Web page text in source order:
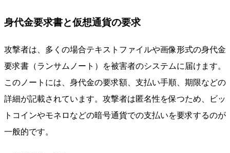
身代金要求書と仮想通貨の要求
攻撃者は、多くの場合テキストファイルや画像形式の身代金
要求書（ランサムノート）を被害者のシステムに届けます。
このノートには、身代金の要求額、支払い手順、期限などの
詳細が記載されています。攻撃者は匿名性を保つため、ビッ
トコインやモネロなどの暗号通貨での支払いを要求するのが
一般的です。